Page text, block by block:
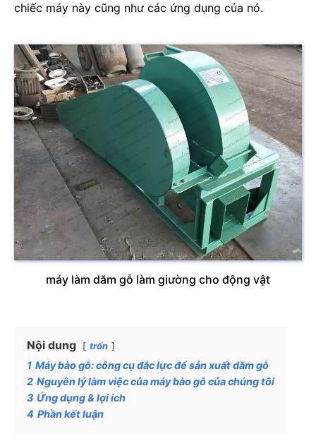
chiếc máy này cũng như các ứng dụng của nó.
máy làm dăm gỗ làm giường cho động vật
Nội dung trốn
1 Máy bào gỗ: công cụ đắc lực để sản xuất dăm gỗ
2 Nguyên lý làm việc của máy bào gỗ của chúng tôi
3 Ứng dụng & lợi ích
4 Phần kết luận